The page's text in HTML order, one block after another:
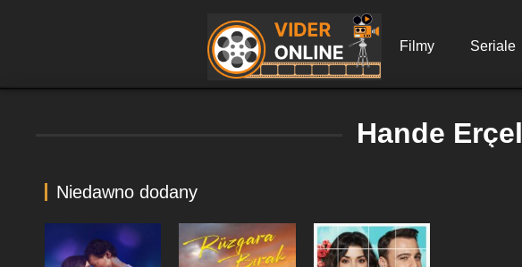
Filmy Seriale
Hande Erçel
Niedawno dodany